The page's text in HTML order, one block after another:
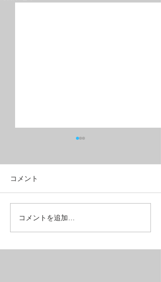
フルリジッドMTB？グラ
ベルクロス？
コメント
コメントを追加…